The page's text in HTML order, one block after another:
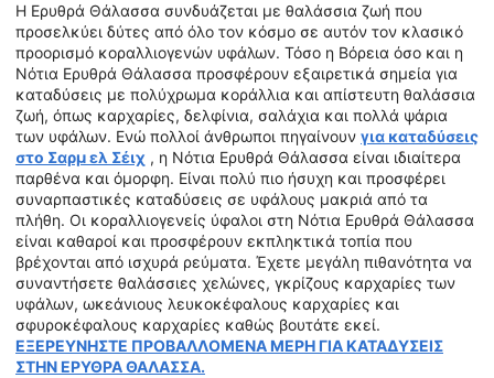
Η Ερυθρά Θάλασσα συνδυάζεται με θαλάσσια ζωή που
προσελκύει δύτες από όλο τον κόσμο σε αυτόν τον κλασικό
προορισμό κοραλλιογενών υφάλων. Τόσο η Βόρεια όσο και η
Νότια Ερυθρά Θάλασσα προσφέρουν εξαιρετικά σημεία για
καταδύσεις με πολύχρωμα κοράλλια και απίστευτη θαλάσσια
ζωή, όπως καρχαρίες, δελφίνια, σαλάχια και πολλά ψάρια
των υφάλων. Ενώ πολλοί άνθρωποι πηγαίνουν για καταδύσεις
στο Σαρμ ελ Σέιχ , η Νότια Ερυθρά Θάλασσα είναι ιδιαίτερα
παρθένα και όμορφη. Είναι πολύ πιο ήσυχη και προσφέρει
συναρπαστικές καταδύσεις σε υφάλους μακριά από τα
πλήθη. Οι κοραλλιογενείς ύφαλοι στη Νότια Ερυθρά Θάλασσα
είναι καθαροί και προσφέρουν εκπληκτικά τοπία που
βρέχονται από ισχυρά ρεύματα. Έχετε μεγάλη πιθανότητα να
συναντήσετε θαλάσσιες χελώνες, γκρίζους καρχαρίες των
υφάλων, ωκεάνιους λευκοκέφαλους καρχαρίες και
σφυροκέφαλους καρχαρίες καθώς βουτάτε εκεί.
ΕΞΕΡΕΥΝΗΣΤΕ ΠΡΟΒΑΛΛΟΜΕΝΑ ΜΕΡΗ ΓΙΑ ΚΑΤΑΔΥΣΕΙΣ
ΣΤΗΝ ΕΡΥΘΡΑ ΘΑΛΑΣΣΑ.